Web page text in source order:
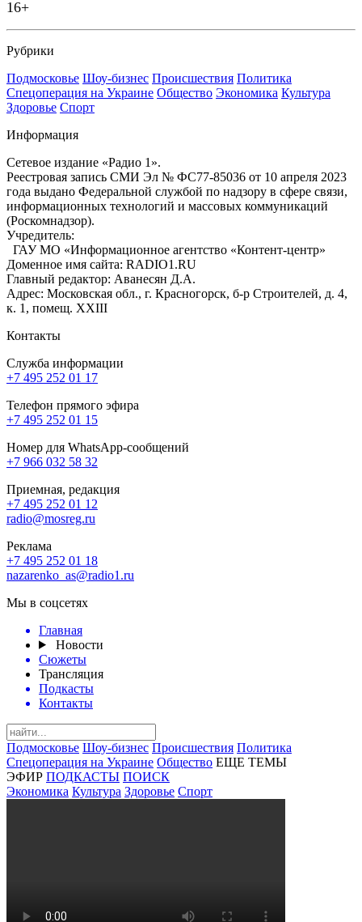
16+
Рубрики
Подмосковье Шоу-бизнес Происшествия Политика
Спецоперация на Украине Общество Экономика Культура
Здоровье Спорт
Информация
Сетевое издание «Радио 1».
Реестровая запись СМИ Эл № ФС77-85036 от 10 апреля 2023
года выдано Федеральной службой по надзору в сфере связи,
информационных технологий и массовых коммуникаций
(Роскомнадзор).
Учредитель:
ГАУ МО «Информационное агентство «Контент-центр»
Доменное имя сайта: RADIO1.RU
Главный редактор: Аванесян Д.А.
Адрес: Московская обл., г. Красногорск, б-р Строителей, д. 4,
к. 1, помещ. XXIII
Контакты
Служба информации
+7 495 252 01 17
Телефон прямого эфира
+7 495 252 01 15
Номер для WhatsApp-сообщений
+7 966 032 58 32
Приемная, редакция
+7 495 252 01 12
radio@mosreg.ru
Реклама
+7 495 252 01 18
nazarenko_as@radio1.ru
Мы в соцсетях
Главная
Новости
Сюжеты
Трансляция
Подкасты
Контакты
Подмосковье Шоу-бизнес Происшествия Политика
Спецоперация на Украине Общество ЕЩЕ ТЕМЫ
ЭФИР ПОДКАСТЫ ПОИСК
Экономика Культура Здоровье Спорт